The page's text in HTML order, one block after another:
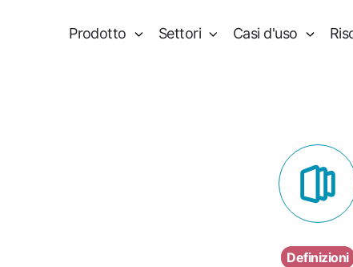
Prodotto Settori Casi d'uso
Definizioni